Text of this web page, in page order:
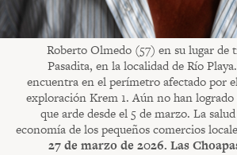
Roberto Olmedo (57) en su lugar de
Pasadita, en la localidad de Río
encuentra en el perímetro afectado por
exploración Krem 1. Aún no han
que arde desde el 5 de marzo. La
economía de los pequeños comercios
27 de marzo de 2026. Las